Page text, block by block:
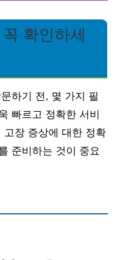
확인하세
하기 전, 몇 가지 필
빠르고 정확한 서비
고장 증상에 대한 정확
준비하는 것이 중요